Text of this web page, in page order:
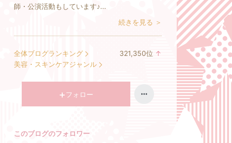
師・公演活動もしています♪...
続きを見る ＞
全体ブログランキング 321,350位 ↑
美容・スキンケアジャンル
フォロー
このブログのフォロワー